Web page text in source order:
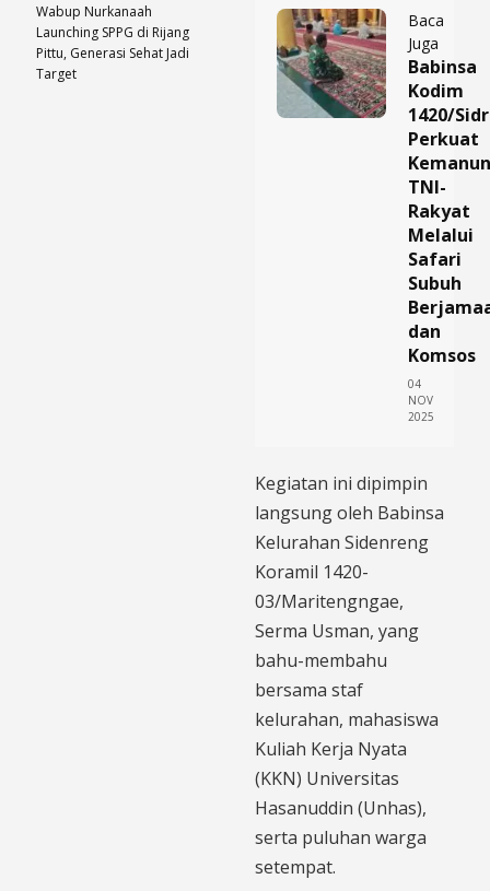
Baca
Juga
Babinsa
Kodim
1420/
Perkuat
TNI-
Rakyat
Melalui
Safari
Subuh
dan
Komsos
04
NOV
2025
Kegiatan ini dipimpin
langsung oleh Babinsa
Kelurahan Sidenreng
Koramil 1420-
03/Maritengngae,
Serma Usman, yang
bahu-membahu
bersama staf
kelurahan, mahasiswa
Kuliah Kerja Nyata
(KKN) Universitas
Hasanuddin (Unhas),
serta puluhan warga
setempat.
Wabup Nurkanaah
Launching SPPG di Rijang
Pittu, Generasi Sehat Jadi
Target